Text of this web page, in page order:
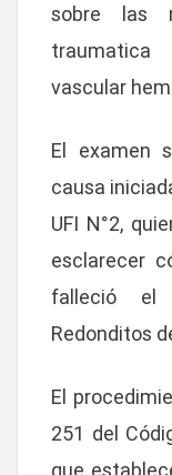
sobre las
vascular
El examen
causa
UFI N°2,
esclarecer
falleció
Redonditos
El
251 del